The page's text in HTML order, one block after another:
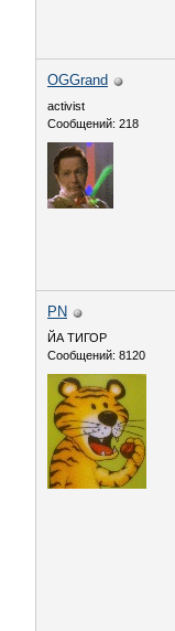
OGGrand
activist
Сообщений: 218
PN
ЙА ТИГОР
Сообщений: 8120